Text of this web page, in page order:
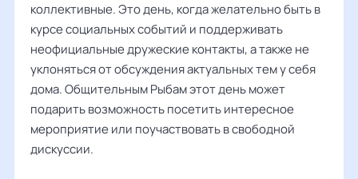
коллективные. Это день, когда желательно быть в
курсе социальных событий и поддерживать
неофициальные дружеские контакты, а также не
уклоняться от обсуждения актуальных тем у себя
дома. Общительным Рыбам этот день может
подарить возможность посетить интересное
мероприятие или поучаствовать в свободной
дискуссии.